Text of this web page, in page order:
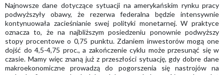
Najnowsze dane dotyczące sytuacji na amerykańskim rynku pracy
podwyższyły obawy, że rezerwa federalna będzie intensywnie
kontynuowała zacieśnianie swej polityki monetarnej. W praktyce
oznacza to, że na najbliższym posiedzeniu ponownie podwyższy
stopy procentowe o 0,75 punktu. Zdaniem inwestorów mogą one
dojść do 4,5-4,75 proc., a zakończenie cyklu może przesunąć się w
czasie. Mamy więc znaną już z przeszłości sytuację, gdy dobre dane
makroekonomiczne prowadzą do pogorszenia się nastrojów na